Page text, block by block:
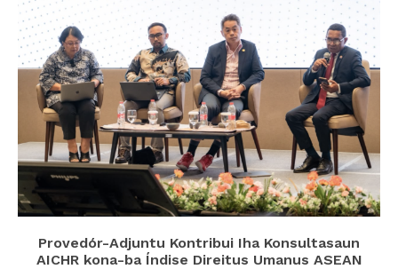
Provedór-Adjuntu Kontribui Iha Konsultasaun
AICHR kona-ba Índise Direitus Umanus ASEAN